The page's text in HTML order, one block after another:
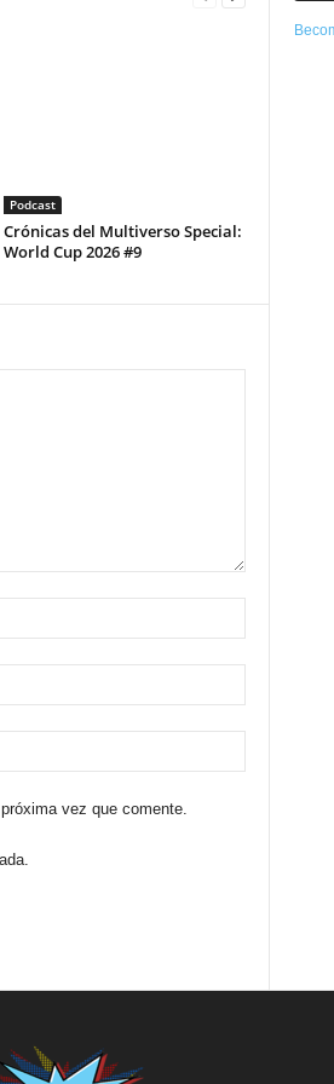
Podcast
Crónicas del Multiverso Special:
World Cup 2026 #9
vez que comente.